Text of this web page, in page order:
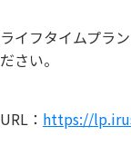
ライフタイムプラ
ださい。
URL： https://